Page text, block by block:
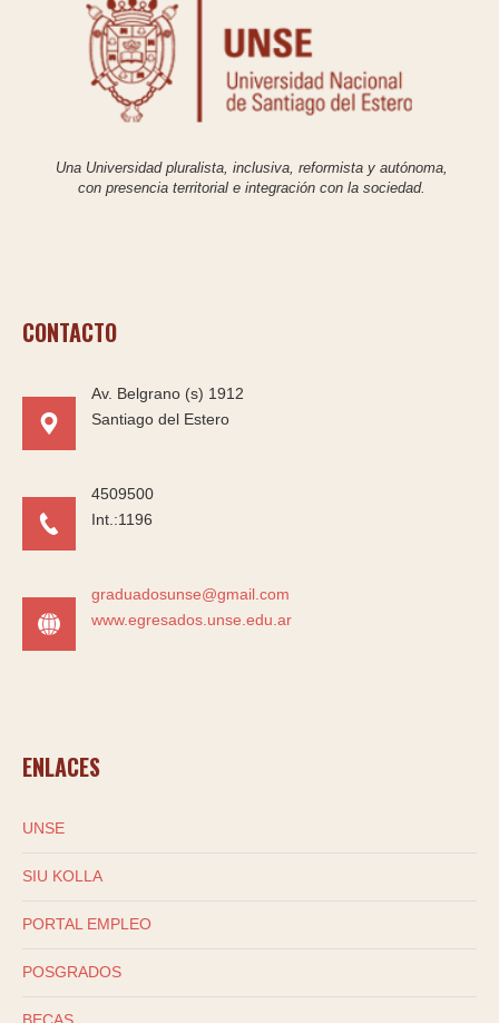
Una Universidad pluralista, inclusiva, reformista y autónoma,
con presencia territorial e integración con la sociedad.
CONTACTO
Av. Belgrano (s) 1912
Santiago del Estero
4509500
Int.:1196
graduadosunse@gmail.com
www.egresados.unse.edu.ar
ENLACES
UNSE
SIU KOLLA
PORTAL EMPLEO
POSGRADOS